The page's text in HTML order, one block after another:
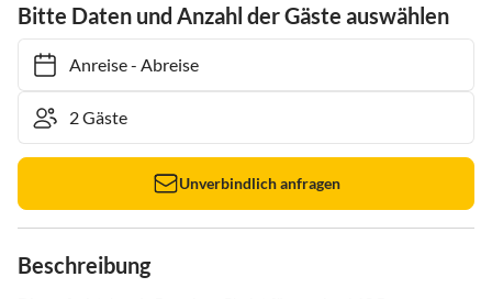
Bitte Daten und Anzahl der Gäste auswählen
Anreise- Abreise
Unverbindlich anfragen
Beschreibung